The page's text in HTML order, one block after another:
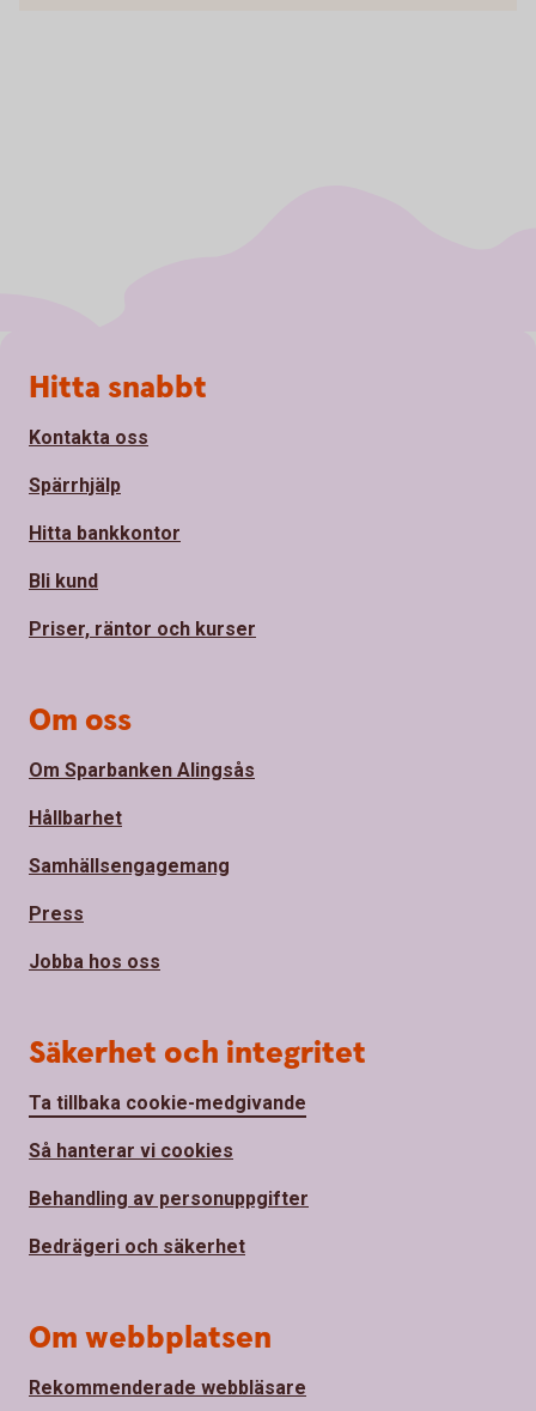
Sidfot
Hitta snabbt
Kontakta oss
Spärrhjälp
Hitta bankkontor
Bli kund
Priser, räntor och kurser
Om oss
Om Sparbanken Alingsås
Hållbarhet
Samhällsengagemang
Press
Jobba hos oss
Säkerhet och integritet
Ta tillbaka cookie-medgivande
Så hanterar vi cookies
Behandling av personuppgifter
Bedrägeri och säkerhet
Om webbplatsen
Rekommenderade webbläsare